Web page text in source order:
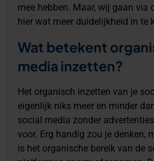
mee hebben. Maar, wij gaan via
hier wat meer duidelijkheid in te
Wat betekent
media inzetten?
Het organisch inzetten van je
eigenlijk niks meer en minder
social media zonder
voor. Erg handig zou je denken,
is het organische bereik van de